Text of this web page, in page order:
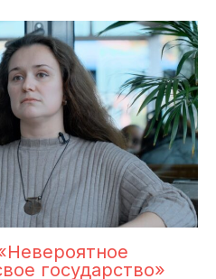
государство»